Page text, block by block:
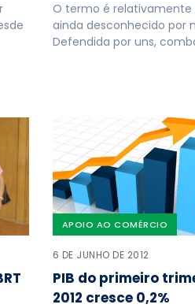
O termo é relativamente
ainda desconhecido por
Defendida por uns,
APOIO AO COMÉRCIO
6 DE JUNHO DE 2012
PIB do primeiro
2012 cresce 0,2%